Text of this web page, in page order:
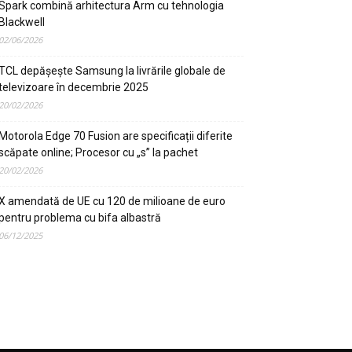
combină arhitectura Arm cu tehnologia
06/2026
depășește Samsung la livrările globale de
în decembrie 2025
02/2026
Edge 70 Fusion are specificații diferite
online; Procesor cu „s” la pachet
02/2026
amendată de UE cu 120 de milioane de euro
problema cu bifa albastră
12/2025